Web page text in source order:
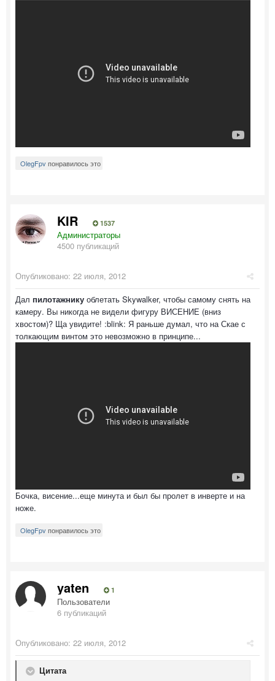
OlegFpvпонравилось это
KIR 1537
Администраторы
4500 публикаций
Опубликовано: 22 июля, 2012
Дал пилотажнику облетать Skywalker, чтобы самому снять на
камеру. Вы никогда не видели фигуру ВИСЕНИЕ (вниз
хвостом)? Ща увидите! :blink: Я раньше думал, что на Скае с
толкающим винтом это невозможно в принципе...
Бочка, висение...еще минута и был бы пролет в инверте и на
ноже.
OlegFpvпонравилось это
yaten 1
Пользователи
6 публикаций
Опубликовано: 22 июля, 2012
Цитата